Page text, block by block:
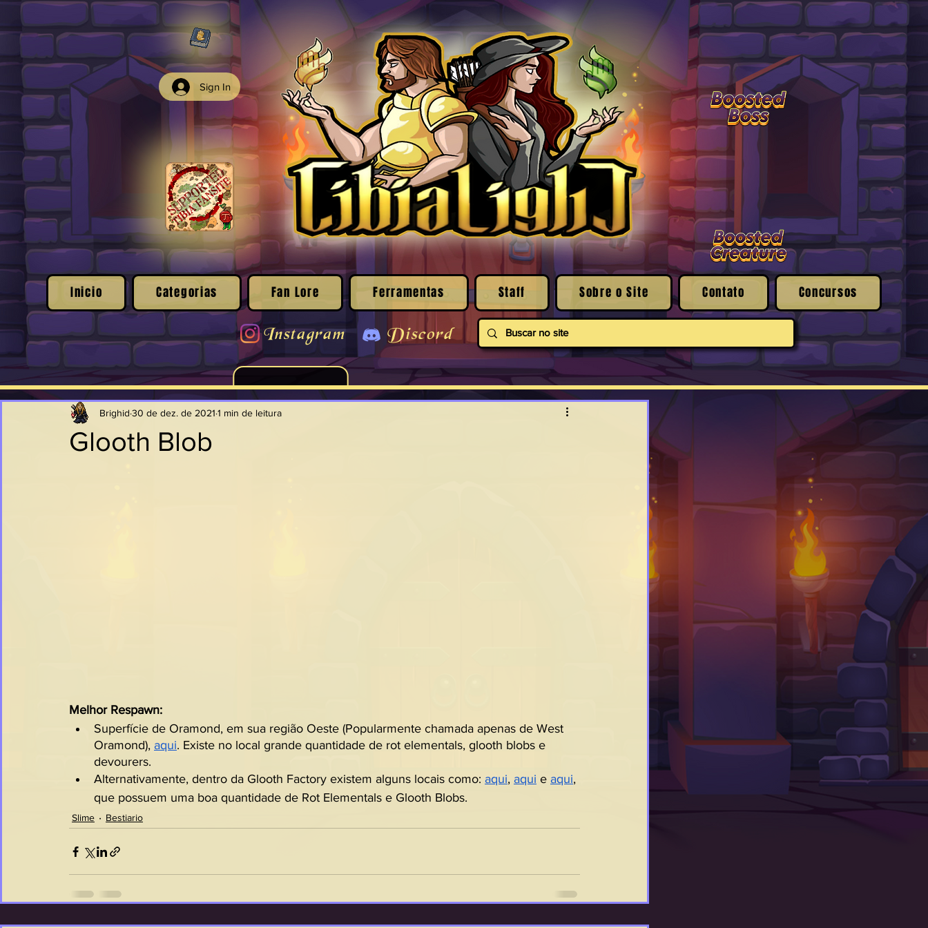
Sign In
Inicio Categorias Fan Lore Ferramentas Staff Sobre o Site Contato Concursos
Instagram Discord
Glooth Blob
Brighid 30 de dez. de 2021 1 min de leitura
Melhor Respawn:
Superfície de Oramond, em sua região Oeste (Popularmente chamada apenas de West
Oramond), aqui. Existe no local grande quantidade de rot elementals, glooth blobs e
devourers.
Alternativamente, dentro da Glooth Factory existem alguns locais como: aqui, aqui e aqui,
que possuem uma boa quantidade de Rot Elementals e Glooth Blobs.
Slime Bestiario